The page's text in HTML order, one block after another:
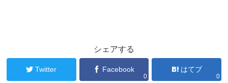
シェアする
Twitter Facebook
0
はてブ
0